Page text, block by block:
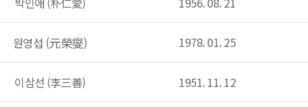
원영섭 (元榮燮) 1978. 01. 25
이삼선 (李三善) 1951. 11. 12